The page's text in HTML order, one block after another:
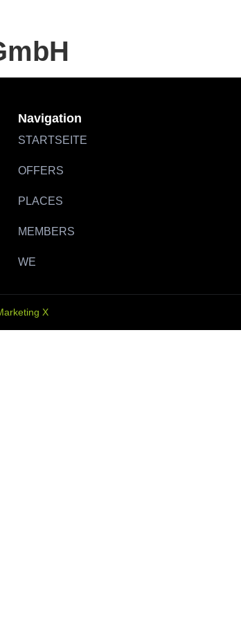
Navigation
STARTSEITE
OFFERS
PLACES
MEMBERS
WE
X